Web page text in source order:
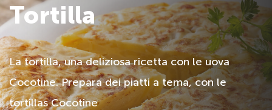
Tortilla
La tortilla, una deliziosa ricetta con le uova
Cocotine. Prepara dei piatti a tema, con le
tortillas Cocotine